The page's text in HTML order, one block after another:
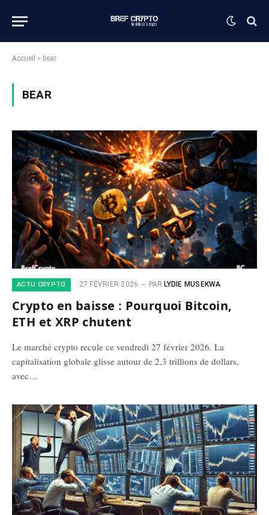
Accueil » bear
BEAR
ACTU CRYPTO 27 FÉVRIER 2026 PAR LYDIE MUSEKWA
Crypto en baisse : Pourquoi Bitcoin,
ETH et XRP chutent
Le marché crypto recule ce vendredi 27 février 2026. La
capitalisation globale glisse autour de 2,3 trillions de dollars,
avec…